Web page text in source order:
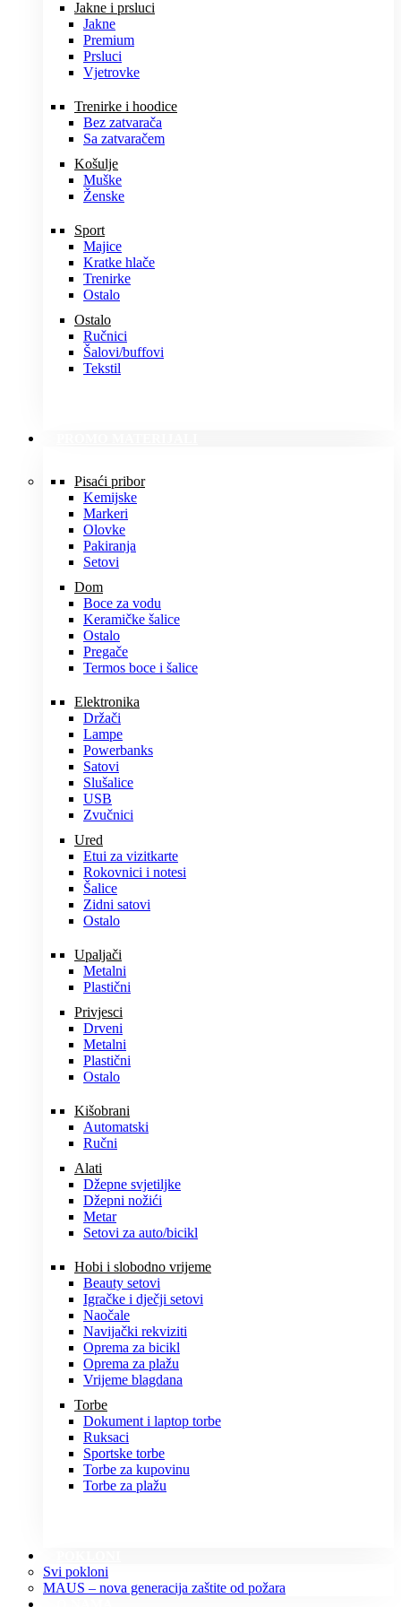
Jakne i prsluci
Jakne
Premium
Prsluci
Vjetrovke
Trenirke i hoodice
Bez zatvarača
Sa zatvaračem
Košulje
Muške
Ženske
Sport
Majice
Kratke hlače
Trenirke
Ostalo
Ostalo
Ručnici
Šalovi/buffovi
Tekstil
Pisaći pribor
Kemijske
Markeri
Olovke
Pakiranja
Setovi
Dom
Boce za vodu
Keramičke šalice
Ostalo
Pregače
Termos boce i šalice
Elektronika
Držači
Lampe
Powerbanks
Satovi
Slušalice
USB
Zvučnici
Ured
Etui za vizitkarte
Rokovnici i notesi
Šalice
Zidni satovi
Ostalo
Upaljači
Metalni
Plastični
Privjesci
Drveni
Metalni
Plastični
Ostalo
Kišobrani
Automatski
Ručni
Alati
Džepne svjetiljke
Džepni nožići
Metar
Setovi za auto/bicikl
Hobi i slobodno vrijeme
Beauty setovi
Igračke i dječji setovi
Naočale
Navijački rekviziti
Oprema za bicikl
Oprema za plažu
Vrijeme blagdana
Torbe
Dokument i laptop torbe
Ruksaci
Sportske torbe
Torbe za kupovinu
Torbe za plažu
Svi pokloni
MAUS – nova generacija zaštite od požara